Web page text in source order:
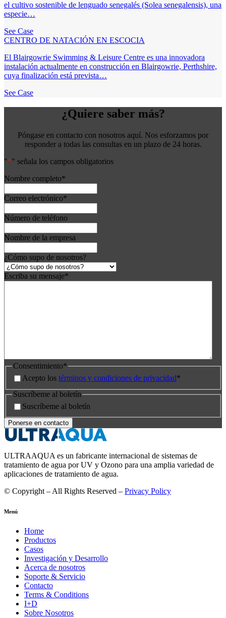
el cultivo sostenible de lenguado senegalés (Solea senegalensis), una
especie…
See Case
CENTRO DE NATACIÓN EN ESCOCIA
El Blairgowrie Swimming & Leisure Centre es una innovadora
instalación actualmente en construcción en Blairgowrie, Perthshire,
cuya finalización está prevista…
See Case
¿Quiere saber más?
Póngase en contacto con nosotros aquí. Nos esforzamos por
responder a todas las consultas en un plazo de 24 horas.
"*" señala los campos obligatorios
Nombre completo*
Correo electrónico*
Número de teléfono
Nombre de la empresa
¿Cómo supo de nosotros?
Escriba su mensaje*
Consentimiento*
Acepto los términos y condiciones de privacidad*
Suscríbeme al boletín
Suscríbeme al boletín
ULTRAAQUA es un fabricante internacional de sistemas de
tratamiento de agua por UV y Ozono para una amplia variedad de
aplicaciones de tratamiento de agua.
© Copyright – All Rights Reserved – Privacy Policy
Menú
Home
Productos
Casos
Investigación y Desarrollo
Acerca de nosotros
Soporte & Servicio
Contacto
Terms & Conditions
I+D
Sobre Nosotros